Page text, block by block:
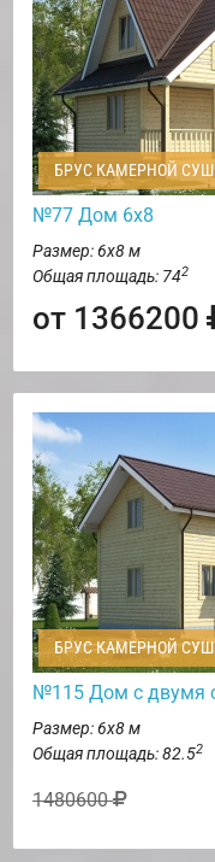
БРУС КАМЕРНОЙ
№77 Дом 6х8
Размер: 6х8 м
Общая площадь: 742
от 1366200
БРУС КАМЕРНОЙ
№115 Дом с двумя
Размер: 6х8 м
Общая площадь: 82.52
1480600